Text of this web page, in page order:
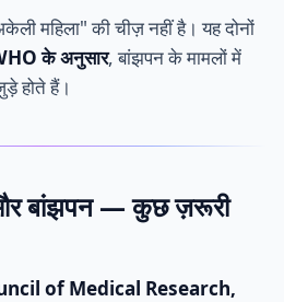
महिला" की चीज़ नहीं है। यह दोनों
के अनुसार, बांझपन के मामलों में
होते हैं।
बांझपन — कुछ ज़रूरी
of Medical Research,